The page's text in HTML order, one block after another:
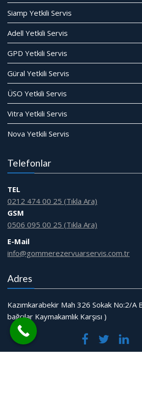
Siamp Yetkili Servis
Adell Yetkili Servis
GPD Yetkili Servis
Güral Yetkili Servis
ÜSO Yetkili Servis
Vitra Yetkili Servis
Nova Yetkili Servis
Telefonlar
TEL
0212 474 00 25 (Tıkla Ara)
GSM
0506 095 00 25 (Tıkla Ara)
E-Mail
info@gommerezervuarservis.com.tr
Adres
Kazımkarabekir Mah 326 Sokak No:2/A
bağcılar Kaymakamlık Karşısı )